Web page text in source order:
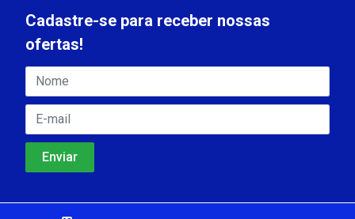
Cadastre-se para receber nossas
ofertas!